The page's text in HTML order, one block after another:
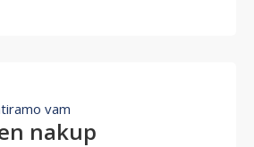
vam
nakup